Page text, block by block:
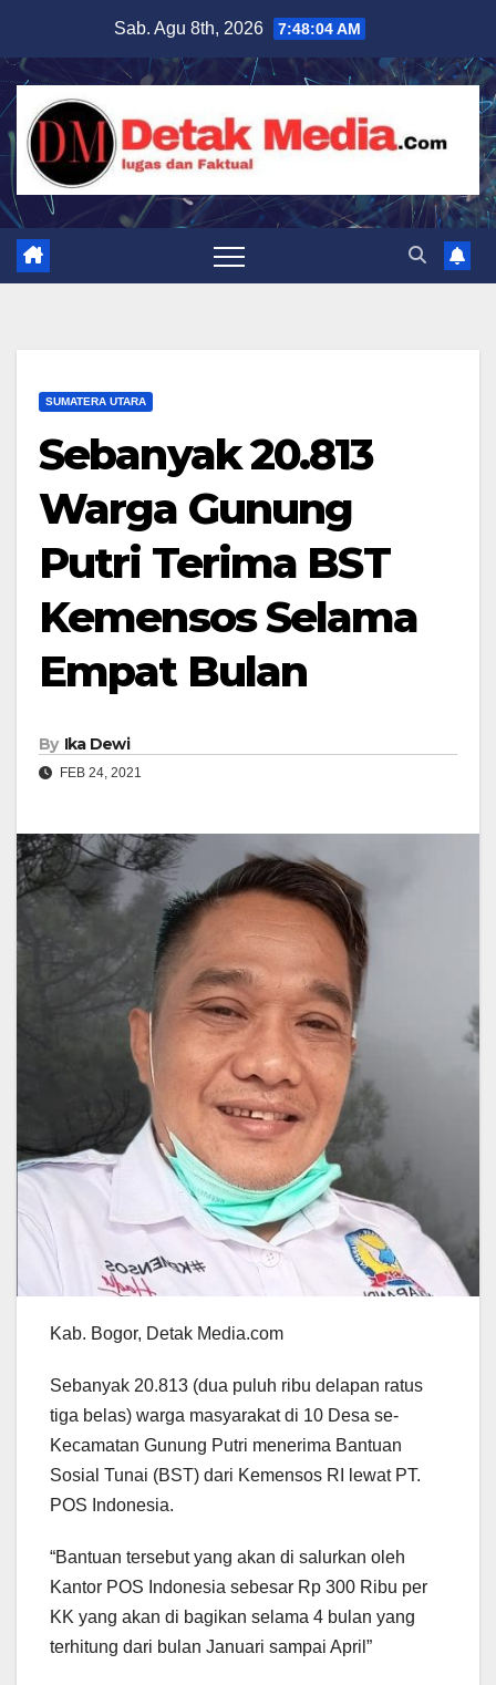
content
Sab. Agu 8th, 2026 7:48:06 AM
SUMATERA UTARA
Sebanyak 20.813
Warga Gunung
Putri Terima BST
Kemensos Selama
Empat Bulan
By Ika Dewi
FEB 24, 2021
Kab. Bogor, Detak Media.com
Sebanyak 20.813 (dua puluh ribu delapan ratus
tiga belas) warga masyarakat di 10 Desa se-
Kecamatan Gunung Putri menerima Bantuan
Sosial Tunai (BST) dari Kemensos RI lewat PT.
POS Indonesia.
“Bantuan tersebut yang akan di salurkan oleh
Kantor POS Indonesia sebesar Rp 300 Ribu per
KK yang akan di bagikan selama 4 bulan yang
terhitung dari bulan Januari sampai April”